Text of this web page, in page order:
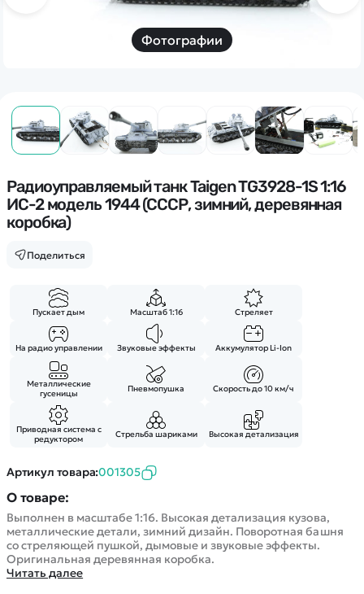
Фотографии
Радиоуправляемый танк Taigen TG3928-1S 1:16
ИС-2 модель 1944 (СССР, зимний, деревянная
коробка)
Поделиться
Пускает дым Масштаб 1:16 Стреляет
На радио управлении Звуковые эффекты Аккумулятор Li-Ion
Металлические
гусеницы
Пневмопушка Скорость до 10 км/ч
Приводная система с
редуктором
Стрельба шариками Высокая детализация
Артикул товара:001305
О товаре:
Выполнен в масштабе 1:16. Высокая детализация кузова,
металлические детали, зимний дизайн. Поворотная башня
со стреляющей пушкой, дымовые и звуковые эффекты.
Оригинальная деревянная коробка.
Читать далее
Дополнительный способ связи
Заказать звонок
Каталог
Квадрокоптеры
Машинки
Танки
Вертолеты
Катера
Роботы
Самолеты
Детские электромобили
Спецтехника
Железные дороги
Конструкторы
Запчасти для моделей
Информация
Оптовые продажи
Статьи про беспилотники
Обзор квадрокоптеров
Аренда Квадрокоптеров
Покупка в кредит
Покупателю
Контакты
Оплата и доставка
Помощь
Отследить заказ
Оплата на сайте